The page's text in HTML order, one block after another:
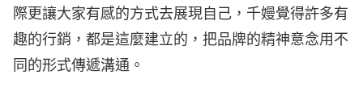
際更讓大家有感的方式去展現自己，千嫚覺得許多有
趣的行銷，都是這麼建立的，把品牌的精神意念用不
同的形式傳遞溝通。